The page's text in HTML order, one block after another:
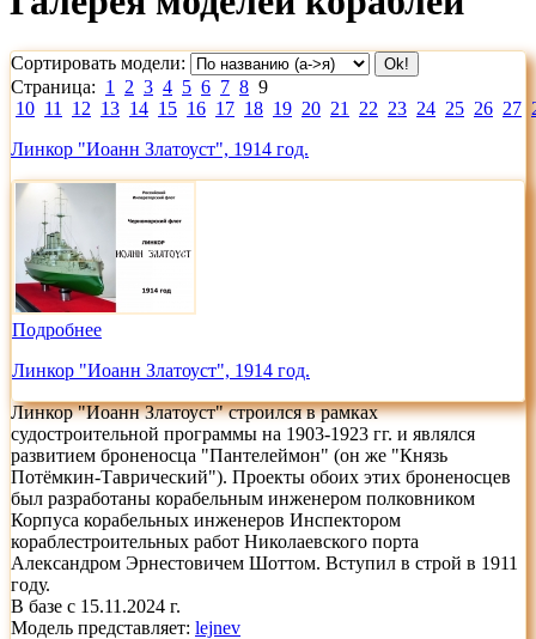
Сортировать модели:
Страница: 1 2 3 4 5 6 7 8 9
10 11 12 13 14 15 16 17 18 19 20 21 22 23 24 25 26 27
Линкор "Иоанн Златоуст", 1914 год.
Подробнее
Линкор "Иоанн Златоуст", 1914 год.
Линкор "Иоанн Златоуст" строился в рамках
судостроительной программы на 1903-1923 гг. и являлся
развитием броненосца "Пантелеймон" (он же "Князь
Потёмкин-Таврический"). Проекты обоих этих броненосцев
был разработаны корабельным инженером полковником
Корпуса корабельных инженеров Инспектором
кораблестроительных работ Николаевского порта
Александром Эрнестовичем Шоттом. Вступил в строй в 1911
году.
В базе с 15.11.2024 г.
Модель представляет: lejnev